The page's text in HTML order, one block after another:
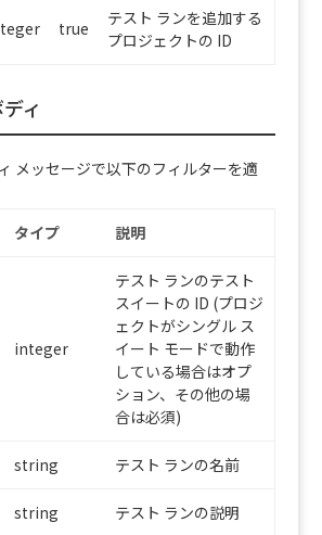
true
テスト ランを追加する
プロジェクトの ID
ィ
メッセージで以下のフィルターを適
タイプ 説明
integer
テスト ランのテスト
スイートの ID (プロジ
ェクトがシングル ス
イート モードで動作
している場合はオプ
ション、その他の場
合は必須)
string テスト ランの名前
string テスト ランの説明